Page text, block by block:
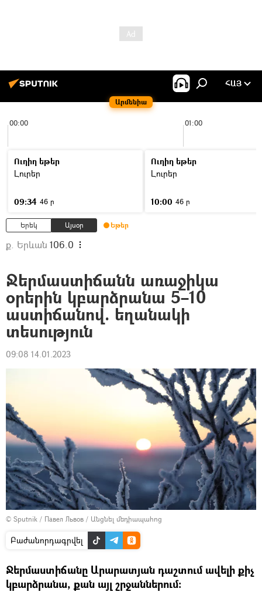
Արմենիա
ՀԱՅ
00:00 01:00
Ուղիղ եթեր
Լուրեր
09:34 46 ր
Ուղիղ եթեր
Լուրեր
10:00 46 ր
Երեկ Այսօր Եթեր
ք. Երևան 106.0
Ջերմաստիճանն առաջիկա
օրերին կբարձրանա 5–10
աստիճանով. եղանակի
տեսություն
09:08 14.01.2023
© Sputnik / Павел Львов / Անցնել մեդիապահոց
Բաժանորդագրվել
Ջերմաստիճանը Արարատյան դաշտում ավելի քիչ
կբարձրանա, քան այլ շրջաններում։